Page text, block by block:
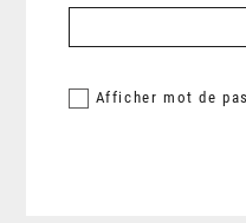
Afficher mot de